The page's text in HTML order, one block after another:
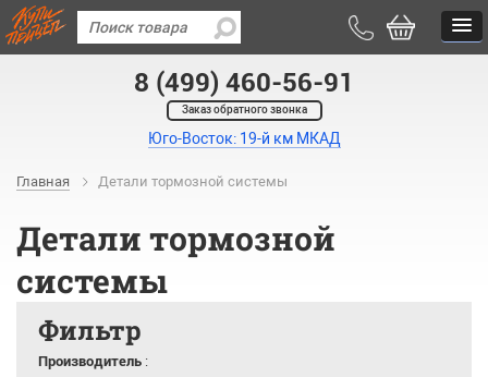
8 (499) 460-56-91
Заказ обратного звонка
Юго-Восток: 19-й км МКАД
Главная Детали тормозной системы
Детали тормозной
системы
Фильтр
Производитель :